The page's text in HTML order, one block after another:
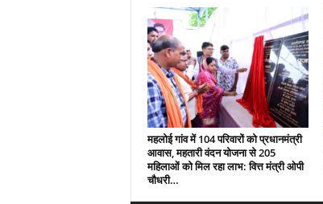
महलोई गांव में 104 परिवारों को प्रधानमंत्री
आवास, महतारी वंदन योजना से 205
महिलाओं को मिल रहा लाभ: वित्त मंत्री ओपी
चौधरी…